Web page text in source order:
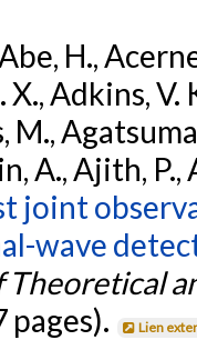
H.,
Adkins, V.
M.,
A., Ajith, P.,
joint
wave
Theoretical
pages).
Lien